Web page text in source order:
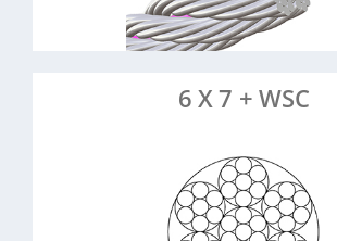
> Artikel anfragen
6 X 7 + WSC
: 6 Litzen à 7 Drähte, Stahleinlage
: Stahl, verzinkt (0,8-8 mm) &
(0,45-10 mm)